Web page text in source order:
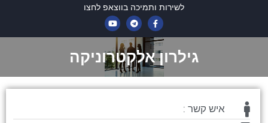
לשירות ותמיכה בווצאפ לחצו
גילרון אלקטרוניקה
איש קשר :